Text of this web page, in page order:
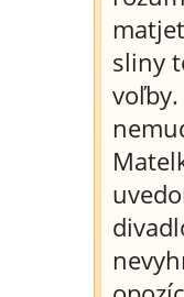
sliny